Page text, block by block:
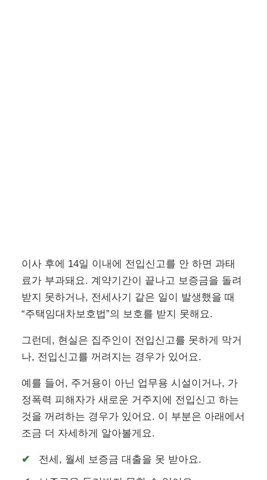
이사 후에 14일 이내에 전입신고를 안 하면 과태
료가 부과돼요. 계약기간이 끝나고 보증금을 돌려
받지 못하거나, 전세사기 같은 일이 발생했을 때
“주택임대차보호법”의 보호를 받지 못해요.
그런데, 현실은 집주인이 전입신고를 못하게 막거
나, 전입신고를 꺼려지는 경우가 있어요.
예를 들어, 주거용이 아닌 업무용 시설이거나, 가
정폭력 피해자가 새로운 거주지에 전입신고 하는
것을 꺼려하는 경우가 있어요. 이 부분은 아래에서
조금 더 자세하게 알아볼게요.
전세, 월세 보증금 대출을 못 받아요.